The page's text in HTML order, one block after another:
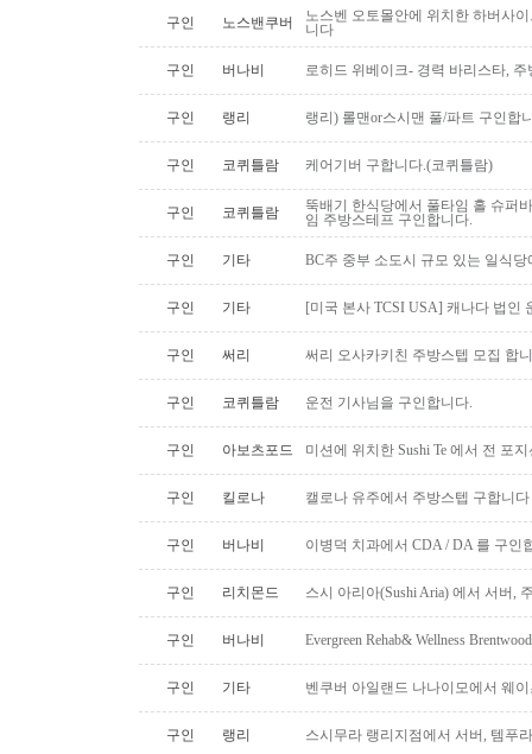
구인 노스밴쿠버
노스벤 오토몰안에 위치한 하버사
니다
구인 버나비 로히드 위베이크- 경력 바리스타, 주
구인 랭리 랭리) 롤맨or스시맨 풀/파트 구인합
구인 코퀴틀람 케어기버 구합니다.(코퀴틀람)
구인 코퀴틀람
뚝배기 한식당에서 풀타임 홀 슈퍼
임 주방스테프 구인합니다.
구인 기타 BC주 중부 소도시 규모 있는 일식
구인 기타 [미국 본사 TCSI USA] 캐나다 법인
구인 써리 써리 오사카키친 주방스텝 모집 합
구인 코퀴틀람 운전 기사님을 구인합니다.
구인 아보츠포드 미션에 위치한 Sushi Te 에서 전 포
구인 킬로나 캘로나 유주에서 주방스텝 구합니다
구인 버나비 이병덕 치과에서 CDA / DA 를 구인
구인 리치몬드 스시 아리아(Sushi Aria) 에서 서버,
구인 버나비 Evergreen Rehab& Wellness
구인 기타 벤쿠버 아일랜드 나나이모에서 웨
구인 랭리 스시무라 랭리지점에서 서버, 템푸